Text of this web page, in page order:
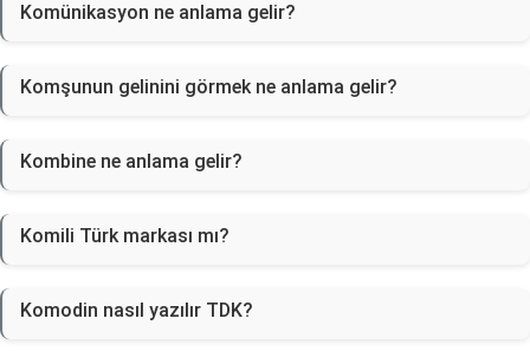
Komünikasyon ne anlama gelir?
Komşunun gelinini görmek ne anlama gelir?
Kombine ne anlama gelir?
Komili Türk markası mı?
Komodin nasıl yazılır TDK?